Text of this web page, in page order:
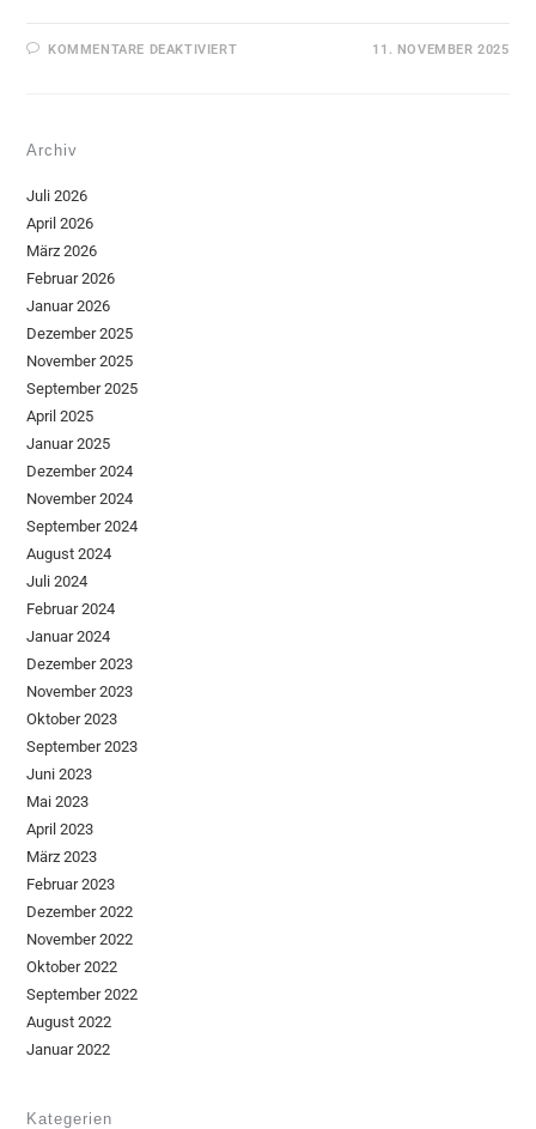
KOMMENTARE DEAKTIVIERT 11. NOVEMBER 2025
Archiv
Juli 2026
April 2026
März 2026
Februar 2026
Januar 2026
Dezember 2025
November 2025
September 2025
April 2025
Januar 2025
Dezember 2024
November 2024
September 2024
August 2024
Juli 2024
Februar 2024
Januar 2024
Dezember 2023
November 2023
Oktober 2023
September 2023
Juni 2023
Mai 2023
April 2023
März 2023
Februar 2023
Dezember 2022
November 2022
Oktober 2022
September 2022
August 2022
Januar 2022
Kategerien